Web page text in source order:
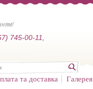
745-00-11,
та доставка Галерея